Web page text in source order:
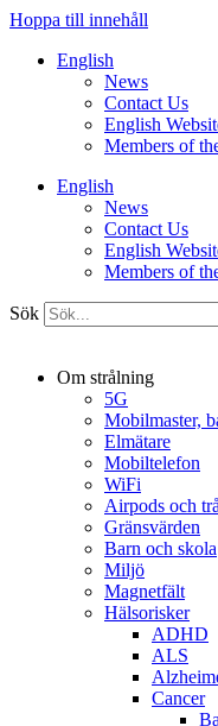
Hoppa till innehåll
English
News
Contact Us
English
Members of
English
News
Contact Us
English
Members of
Sök
Om strålning
5G
Mobilmaster,
Elmätare
Mobiltelefon
WiFi
Airpods och
Gränsvärden
Barn och skola
Miljö
Magnetfält
Hälsorisker
ADHD
ALS
Cancer